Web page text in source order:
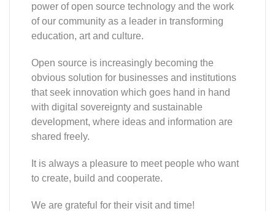
power of open source technology and the work
of our community as a leader in transforming
education, art and culture.
Open source is increasingly becoming the
obvious solution for businesses and institutions
that seek innovation which goes hand in hand
with digital sovereignty and sustainable
development, where ideas and information are
shared freely.
It is always a pleasure to meet people who want
to create, build and cooperate.
We are grateful for their visit and time!